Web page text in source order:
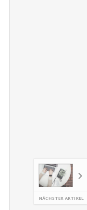
NÄCHSTER ARTIKEL